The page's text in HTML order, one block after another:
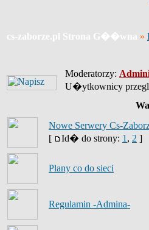
cs-zaborze.pl Strona G��wna »
Moderatorzy:
U�ytkownicy
Nowe Serwery Cs-
[
Id� do strony: 1 , 2 ]
Plany co do sieci
Regulamin -Admina-